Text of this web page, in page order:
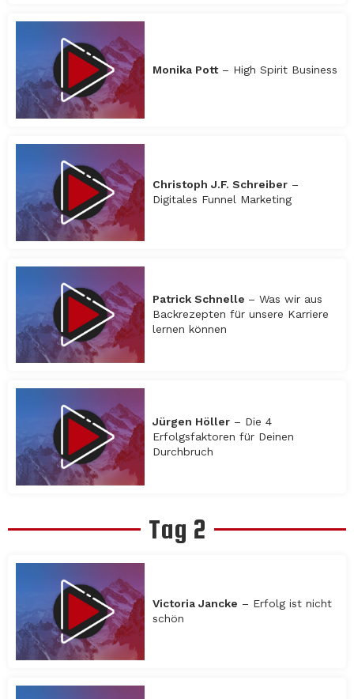
Monika Pott– High Spirit Business
Christoph J.F. Schreiber –
Digitales Funnel Marketing
Patrick Schnelle – Was wir aus
Backrezepten für unsere Karriere
lernen können
Jürgen Höller – Die 4
Erfolgsfaktoren für Deinen
Durchbruch
Tag 2
Victoria Jancke – Erfolg ist nicht
schön